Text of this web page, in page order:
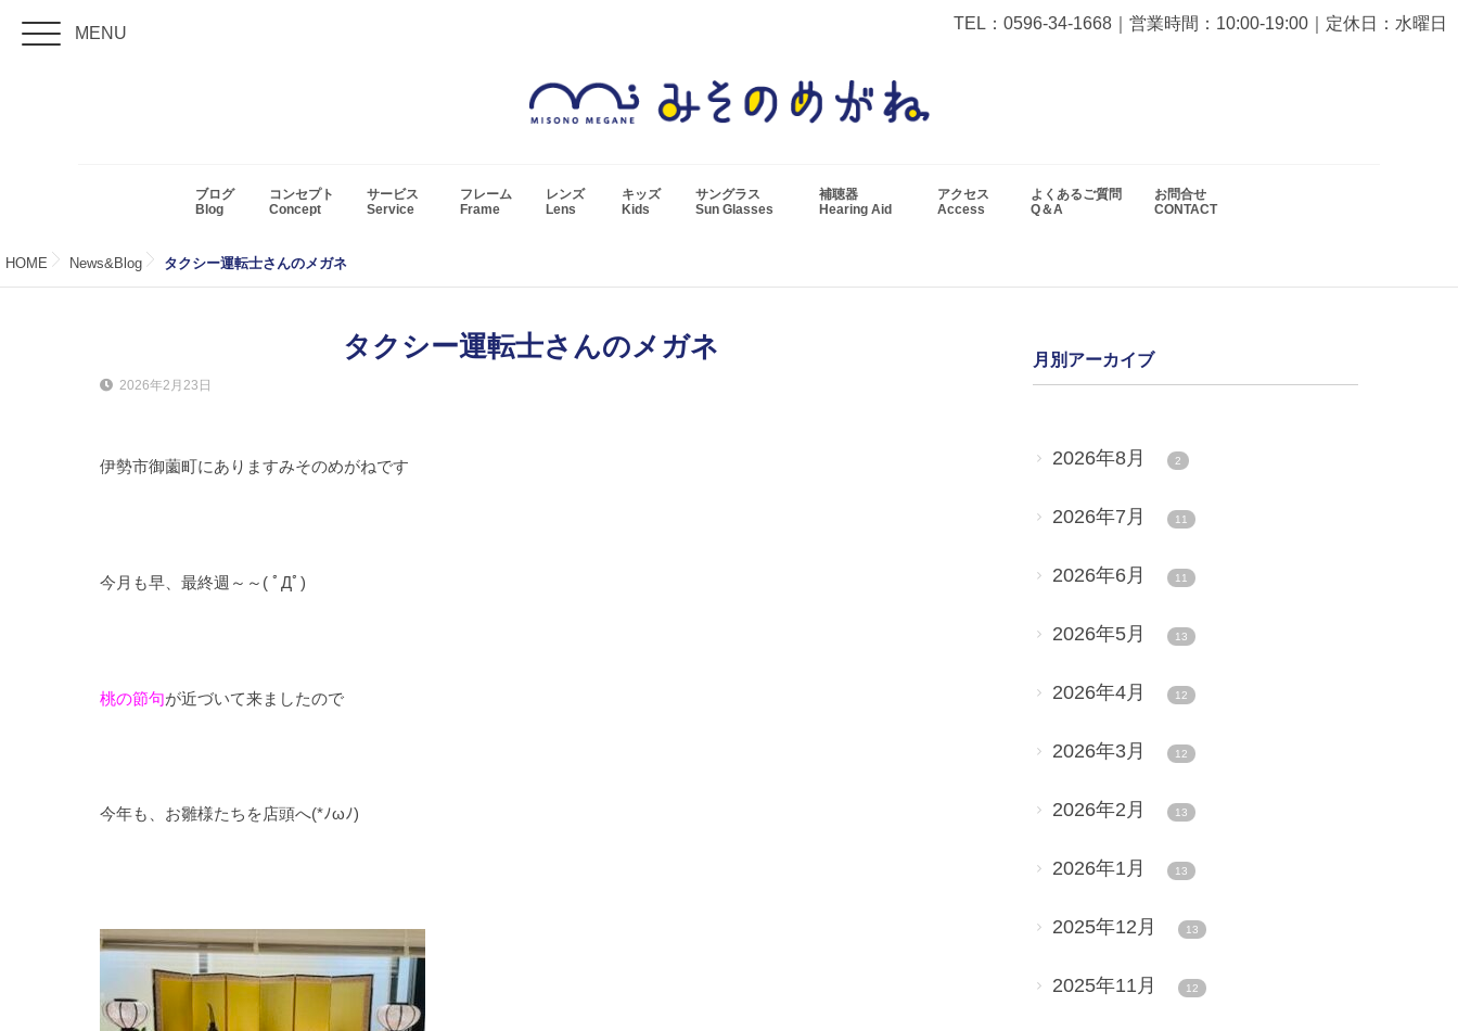
MENU
TEL：0596-34-1668 ｜営業時間：10:00-19:00｜定休日：水曜日
ブログ
Blog
コンセプト
Concept
サービス
Service
フレーム
Frame
レンズ
Lens
キッズ
Kids
サングラス
Sun Glasses
補聴器
Hearing Aid
アクセス
Access
よくあるご質問
Q＆A
お問合せ
CONTACT
HOME News&Blog タクシー運転士さんのメガネ
タクシー運転士さんのメガネ
2026年2月23日
伊勢市御薗町にありますみそのめがねです
今月も早、最終週～～( ﾟДﾟ)
桃の節句が近づいて来ましたので
今年も、お雛様たちを店頭へ(*ﾉωﾉ)
月別アーカイブ
2026年8月 2
2026年7月 11
2026年6月 11
2026年5月 13
2026年4月 12
2026年3月 12
2026年2月 13
2026年1月 13
2025年12月 13
2025年11月 12